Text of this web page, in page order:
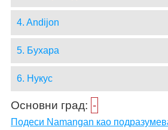
4. Andijon
5. Бухара
6. Нукус
Основни град: -
Подеси Namangan као